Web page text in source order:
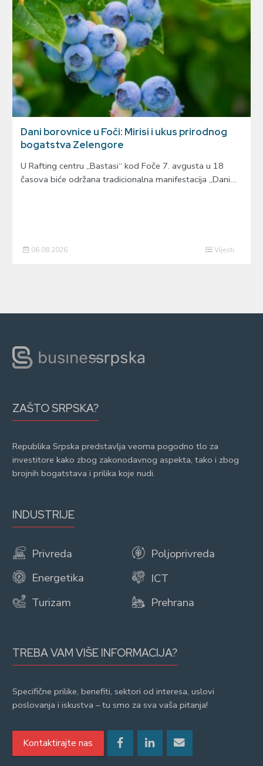
Dani borovnice u Foči: Mirisi i ukus prirodnog
bogatstva Zelengore
U Rafting centru „Bastasi“ kod Foče 7. avgusta u 18
časova biće održana tradicionalna manifestacija „Dani…
06.08.2026 Vijesti
ZAŠTO SRPSKA?
Republika Srpska predstavlja veoma pogodno tlo za
investitore kako zbog zakonodavnog aspekta, tako i zbog
brojnih bogatstava i prilika koje nudi.
INDUSTRIJE
Privreda
Energetika
Turizam
Poljoprivreda
ICT
Prehrana
TREBA VAM VIŠE INFORMACIJA?
Specifične prilike, benefiti, sektori od interesa, uslovi
poslovanja i iskustva – tu smo za sva vaša pitanja!
Kontaktirajte nas